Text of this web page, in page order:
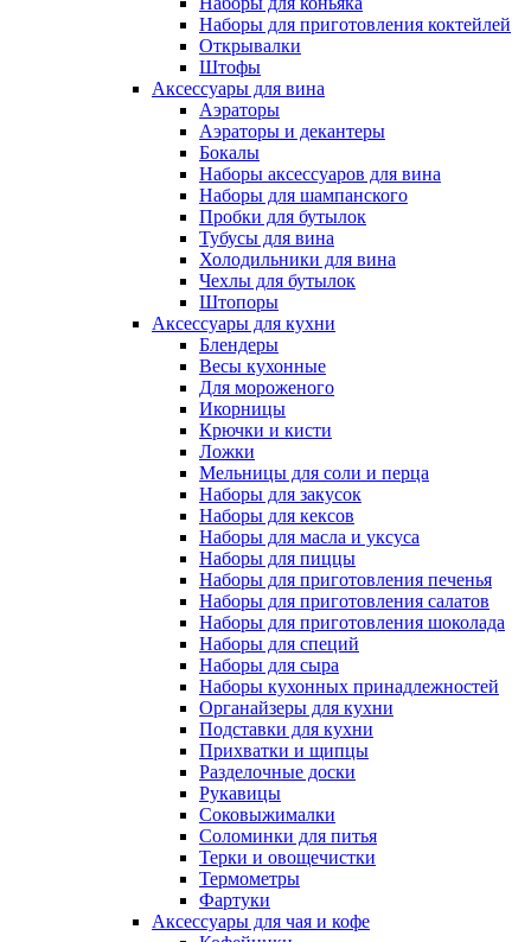
Наборы для приготовления коктейлей
Открывалки
Штофы
Аксессуары для вина
Аэраторы
Аэраторы и декантеры
Бокалы
Наборы аксессуаров для вина
Наборы для шампанского
Пробки для бутылок
Тубусы для вина
Холодильники для вина
Чехлы для бутылок
Штопоры
Аксессуары для кухни
Блендеры
Весы кухонные
Для мороженого
Икорницы
Крючки и кисти
Ложки
Мельницы для соли и перца
Наборы для закусок
Наборы для кексов
Наборы для масла и уксуса
Наборы для пиццы
Наборы для приготовления печенья
Наборы для приготовления салатов
Наборы для приготовления шоколада
Наборы для специй
Наборы для сыра
Наборы кухонных принадлежностей
Органайзеры для кухни
Подставки для кухни
Прихватки и щипцы
Разделочные доски
Рукавицы
Соковыжималки
Соломинки для питья
Терки и овощечистки
Термометры
Фартуки
Аксессуары для чая и кофе